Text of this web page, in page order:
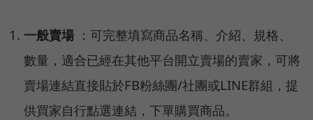
一般賣場 ：可完整填寫商品名稱、介紹、規格、
數量，適合已經在其他平台開立賣場的賣家，可將
賣場連結直接貼於FB粉絲團/社團或LINE群組，提
供買家自行點選連結，下單購買商品。